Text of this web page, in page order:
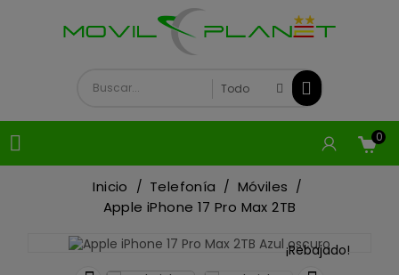
 0
Inicio Telefonía
Móviles
Apple iPhone 17 Pro Max 2TB
¡Rebajado!